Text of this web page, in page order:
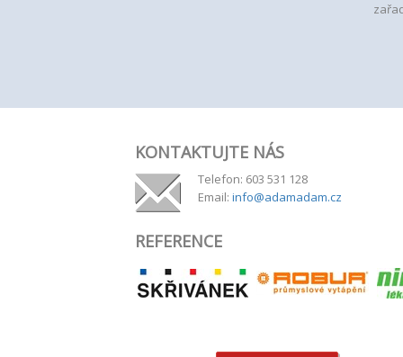
KONTAKTUJTE NÁS
Telefon: 603 531 128
Email: info@adamadam.cz
REFERENCE